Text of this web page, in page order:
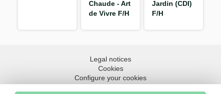
Chaude - Art
de Vivre F/H
Jardin (CDI)
F/H
Legal notices
Cookies
Configure your cookies